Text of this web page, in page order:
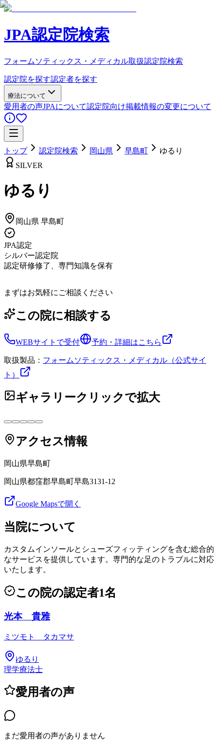
JPA認定院検索
フォームソティックス・メディカル取扱認定院検索
認定院を探す認定者を探す
療法について
愛用者の声JPAについて認定院向け掲載情報の変更について
トップ 認定院検索 岡山県 早島町
ゆるり
SILVER
ゆるり
岡山県 早島町
JPA認定
シルバー認定院
認定研修修了、専門知識を保有
まずはお気軽にご相談ください
この院に相談する
WEBサイトで受付 予約・詳細はこちら
取扱製品： フォームソティックス・メディカル（公式サイ
ト）
ギャラリークリックで拡大
アクセス情報
岡山県早島町
岡山県都窪郡早島町早島3131-12
Google Mapsで開く
当院について
カスタムインソールとシューズフィッティングを含む総合的
なサービスを提供しています。専門的な足のトラブルに対応
いたします。
この院の認定者1名
光本 貴雅
ミツモト タカマサ
ゆるり
理学療法士
愛用者の声
まだ愛用者の声がありません